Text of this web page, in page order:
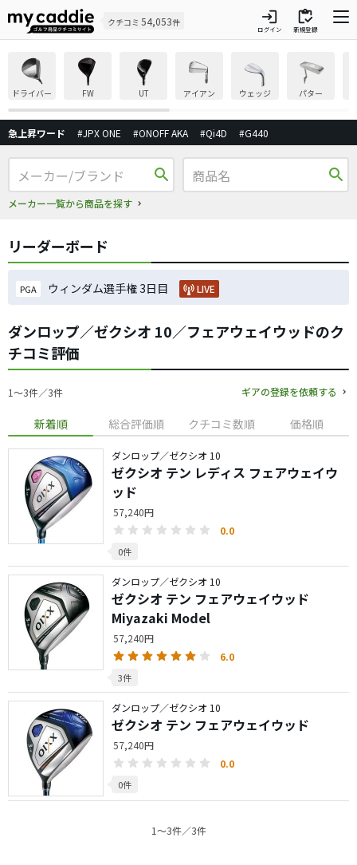
クチコミ 54,053件 login
ログイン
inventory
新規登録
ドライバー FW UT アイアン ウェッジ パター
急上昇ワード #JPX ONE #ONOFF AKA #Qi4D #G440
search
メーカー一覧から商品を探す
search
リーダーボード
PGA ウィンダム選手権 3日目 LIVE
ダンロップ／ゼクシオ 10／フェアウェイウッドのク
チコミ評価
1〜3件／3件 ギアの登録を依頼する
新着順 総合評価順 クチコミ数順 価格順
ダンロップ／ゼクシオ 10
ゼクシオ テン レディス フェアウェイウ
ッド
57,240円
0.0
0件
ダンロップ／ゼクシオ 10
ゼクシオ テン フェアウェイウッド
Miyazaki Model
57,240円
6.0
3件
ダンロップ／ゼクシオ 10
ゼクシオ テン フェアウェイウッド
57,240円
0.0
0件
1〜3件／3件